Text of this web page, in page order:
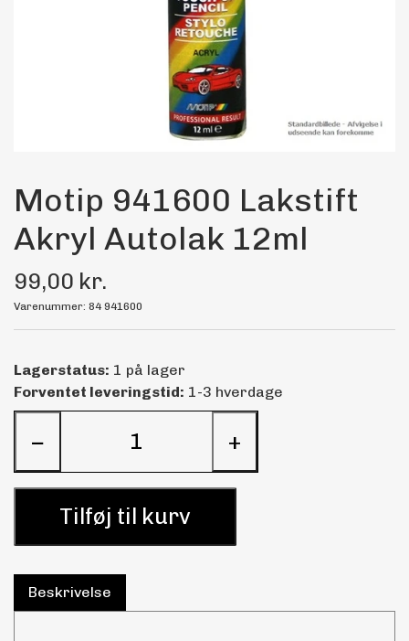
Bilstereo
Transport Udstyr
Olie
Kemi
Dæk & Fælge
Motip 941600 Lakstift
Akryl Autolak 12ml
99,00 kr.
Varenummer: 84 941600
Lagerstatus: 1 på lager
Forventet leveringstid: 1-3 hverdage
− +
Tilføj til kurv
Beskrivelse